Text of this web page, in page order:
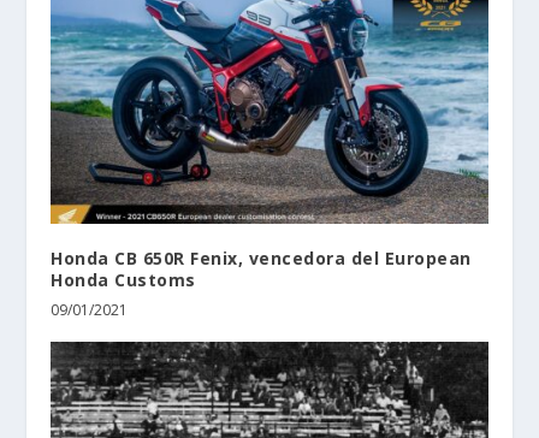
Honda CB 650R Fenix, vencedora del European
Honda Customs
09/01/2021